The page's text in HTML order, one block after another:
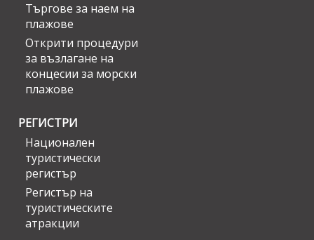
Търгове за наем на
плажове
Открити процедури
за възлагане на
концесии за морски
плажове
РЕГИСТРИ
Национален
туристически
регистър
Регистър на
туристическите
атракции